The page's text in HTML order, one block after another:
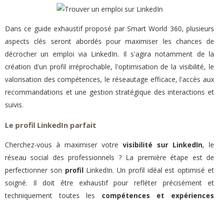
Dans ce guide exhaustif proposé par Smart World 360, plusieurs
aspects clés seront abordés pour maximiser les chances de
décrocher un emploi via LinkedIn. Il s'agira notamment de la
création d'un profil irréprochable, l'optimisation de la visibilité, le
valorisation des compétences, le réseautage efficace, l'accès aux
recommandations et une gestion stratégique des interactions et
suivis.
Le profil LinkedIn parfait
Cherchez-vous à maximiser votre visibilité sur LinkedIn, le
réseau social des professionnels ? La première étape est de
perfectionner son profilLinkedIn. Un profil idéal est optimisé et
soigné. Il doit être exhaustif pour refléter précisément et
techniquement toutes les compétences et expériences